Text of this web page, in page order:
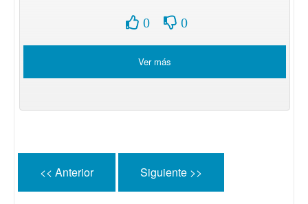
0 0
Ver más
<< Anterior Siguiente >>